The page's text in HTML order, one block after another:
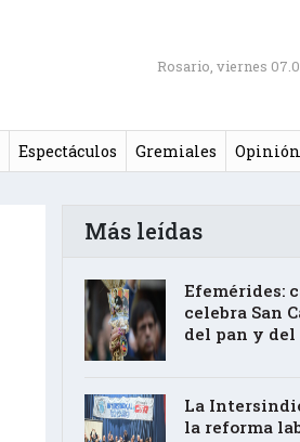
Rosario, viernes
Espectáculos Gremiales Opinión
Más leídas
Efemérides:
celebra San
del pan y del
La
la reforma